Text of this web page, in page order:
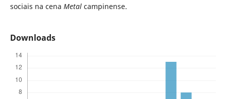
sociais na cena Metalcampinense.
Downloads